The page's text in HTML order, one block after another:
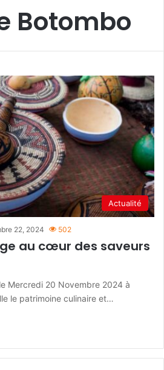
Botombo
Actualité
22, 2024 502
au cœur des saveurs
Mercredi 20 Novembre 2024 à
le patrimoine culinaire et…